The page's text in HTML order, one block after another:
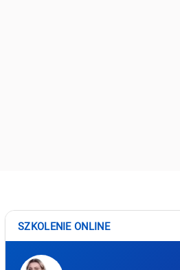
SZKOLENIE ONLINE